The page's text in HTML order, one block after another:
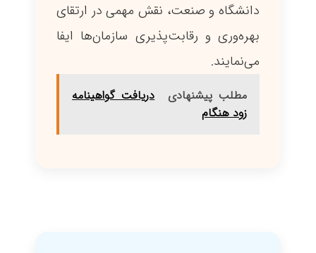
دانشگاه و صنعت، نقش مهمی در ارتقای
بهره‌وری و رقابت‌پذیری سازمان‌ها ایفا
می‌نمایند.
مطلب پیشنهادی
دریافت گواهینامه
زود هنگام